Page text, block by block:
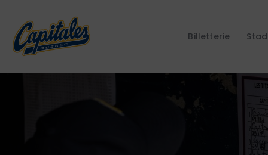
Billetterie